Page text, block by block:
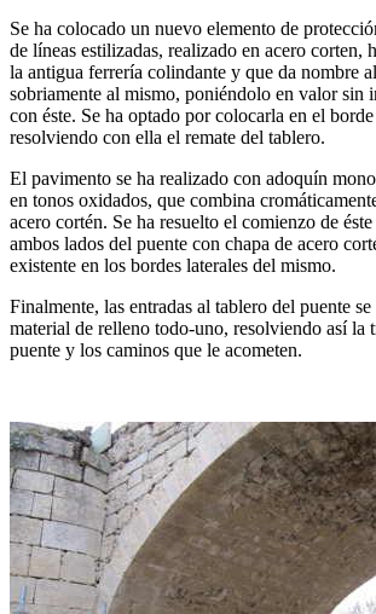
Se ha colocado un nuevo elemento de
de líneas estilizadas, realizado en acero corten,
la antigua ferrería colindante y que da nombre
sobriamente al mismo, poniéndolo en valor sin
con éste. Se ha optado por colocarla en el
resolviendo con ella el remate del tablero.
El pavimento se ha realizado con adoquín
en tonos oxidados, que combina
acero cortén. Se ha resuelto el comienzo de
ambos lados del puente con chapa de acero
existente en los bordes laterales del mismo.
Finalmente, las entradas al tablero del puente
material de relleno todo-uno, resolviendo así la
puente y los caminos que le acometen.